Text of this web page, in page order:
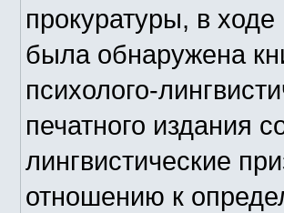
прокуратуры, в
была обнаружена
психолого-
печатного издания
лингвистические
отношению к